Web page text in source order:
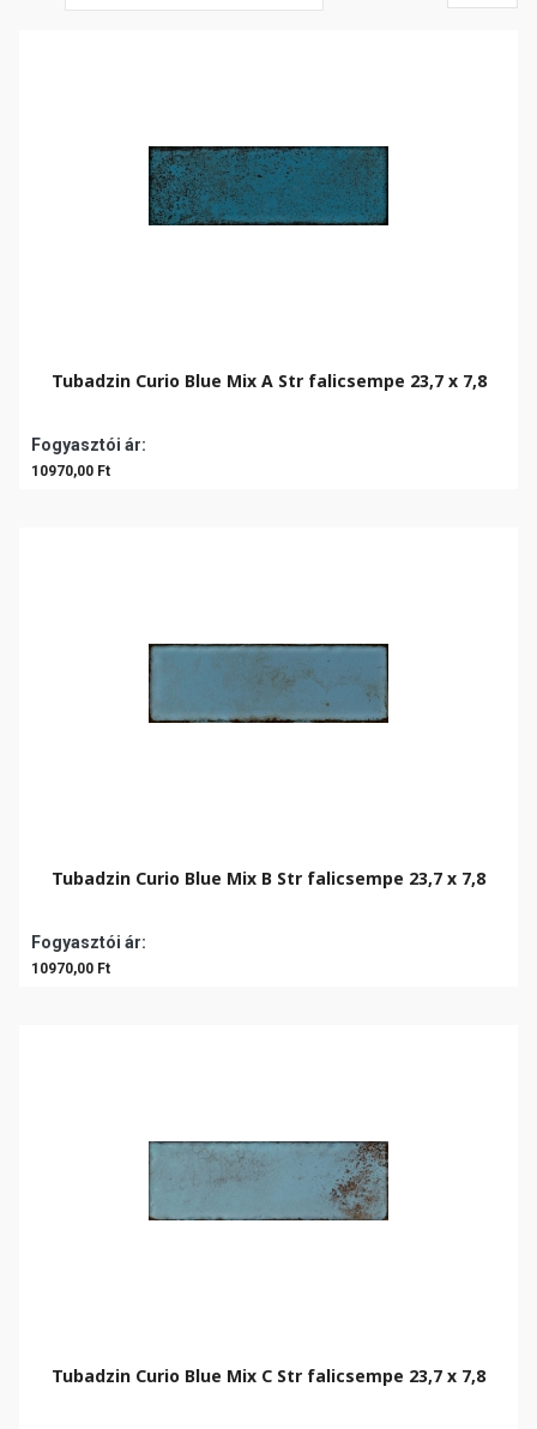
Tubadzin Curio Blue Mix A Str falicsempe 23,7 x 7,8
Fogyasztói ár:
10970,00 Ft
Tubadzin Curio Blue Mix B Str falicsempe 23,7 x 7,8
Fogyasztói ár:
10970,00 Ft
Tubadzin Curio Blue Mix C Str falicsempe 23,7 x 7,8